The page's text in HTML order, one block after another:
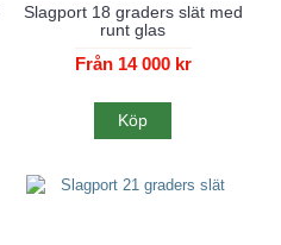
Slagport 18 graders slät med
runt glas
Från 14 000 kr
Köp